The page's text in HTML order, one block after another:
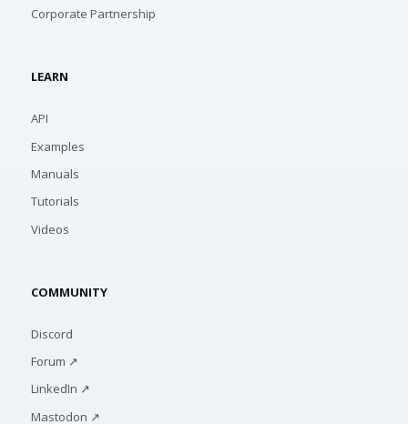
Corporate Partnership
LEARN
API
Examples
Manuals
Tutorials
Videos
COMMUNITY
Discord
Forum ↗
LinkedIn ↗
Mastodon ↗